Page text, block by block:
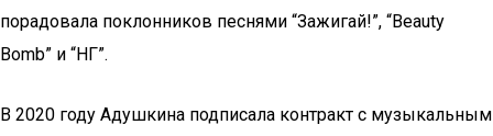
порадовала поклонников песнями “Зажигай!”, “Beauty
Bomb” и “НГ”.
В 2020 году Адушкина подписала контракт с музыкальным